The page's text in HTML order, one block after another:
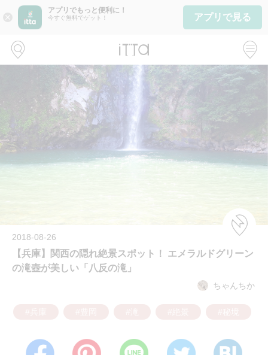
close
アプリでもっと便利に！
今すぐ無料でゲット！ アプリで見る
2018-08-26
【兵庫】関西の隠れ絶景スポット！ エメラルドグリーン
の滝壺が美しい「八反の滝」
ちゃんちか